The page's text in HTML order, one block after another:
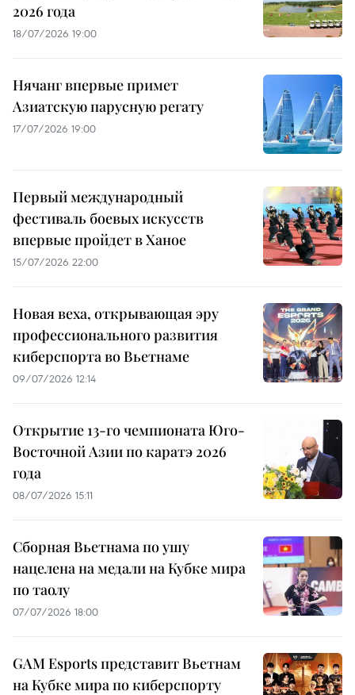
2026 года
18/07/2026 19:00
Нячанг впервые примет
Азиатскую парусную регату
17/07/2026 19:00
Первый международный
фестиваль боевых искусств
впервые пройдет в Ханое
15/07/2026 22:00
Новая веха, открывающая эру
профессионального развития
киберспорта во Вьетнаме
09/07/2026 12:14
Открытие 13-го чемпионата Юго-
Восточной Азии по каратэ 2026
года
08/07/2026 15:11
Сборная Вьетнама по ушу
нацелена на медали на Кубке мира
по таолу
07/07/2026 18:00
GAM Esports представит Вьетнам
на Кубке мира по киберспорту